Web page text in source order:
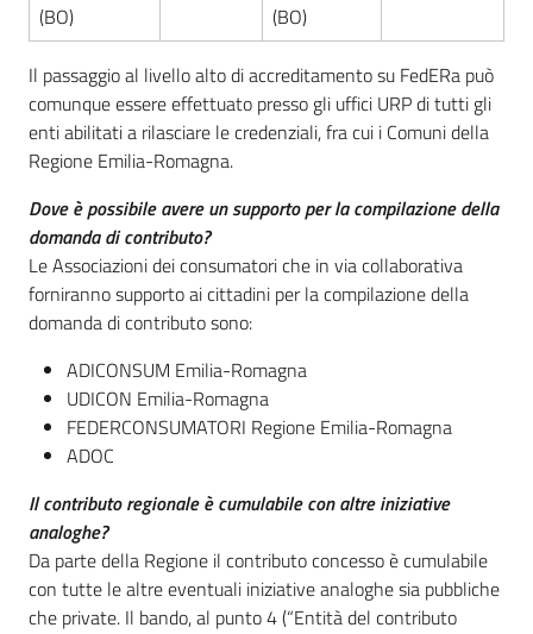
(BO)
(BO)
Il passaggio al livello alto di accreditamento su FedERa può
comunque essere effettuato presso gli uffici URP di tutti gli
enti abilitati a rilasciare le credenziali, fra cui i Comuni della
Regione Emilia-Romagna.
Dove è possibile avere un supporto per la compilazione della
domanda di contributo?
Le Associazioni dei consumatori che in via collaborativa
forniranno supporto ai cittadini per la compilazione della
domanda di contributo sono:
ADICONSUM Emilia-Romagna
UDICON Emilia-Romagna
FEDERCONSUMATORI Regione Emilia-Romagna
ADOC
Il contributo regionale è cumulabile con altre iniziative
analoghe?
Da parte della Regione il contributo concesso è cumulabile
con tutte le altre eventuali iniziative analoghe sia pubbliche
che private. Il bando, al punto 4 (“Entità del contributo